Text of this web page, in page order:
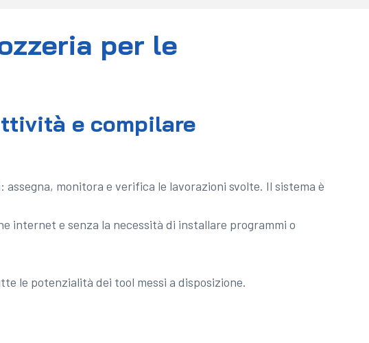
per le
e compilare
: assegna, monitora e verifica le lavorazioni svolte. Il sistema è
internet e senza la necessità di installare programmi o
le potenzialità dei tool messi a disposizione.